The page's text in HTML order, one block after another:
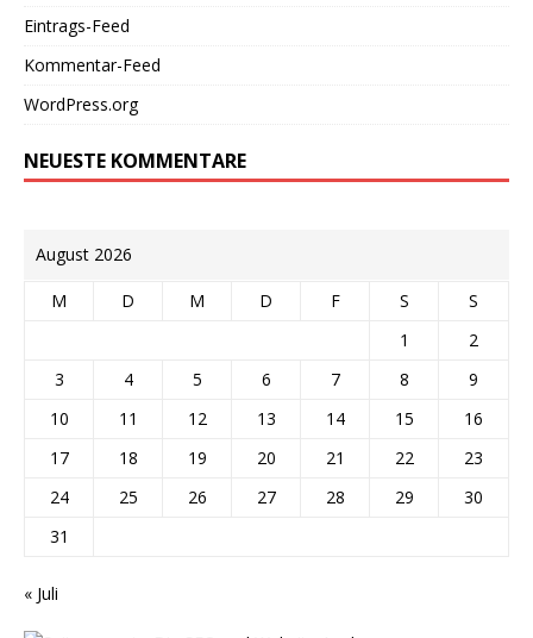
Eintrags-Feed
Kommentar-Feed
WordPress.org
NEUESTE KOMMENTARE
August 2026
M D M D F S
S
1
2
3
4 5 6 7 8
9
10
11 12 13 14 15
16
17
18 19 20 21 22
23
24
25 26 27 28 29
30
31
« Juli